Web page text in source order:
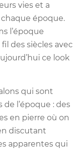
vies et a
époque.
l’époque
des siècles avec
ce look
qui sont
l’époque : des
en pierre où on
discutant
apparentes qui